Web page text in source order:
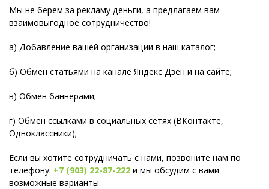
Мы не берем за рекламу деньги, а предлагаем вам
взаимовыгодное сотрудничество!
а) Добавление вашей организации в наш каталог;
б) Обмен статьями на канале Яндекс Дзен и на сайте;
в) Обмен баннерами;
г) Обмен ссылками в социальных сетях (ВКонтакте,
Одноклассники);
Если вы хотите сотрудничать с нами, позвоните нам по
телефону: +7 (903) 22-87-222 и мы обсудим с вами
возможные варианты.